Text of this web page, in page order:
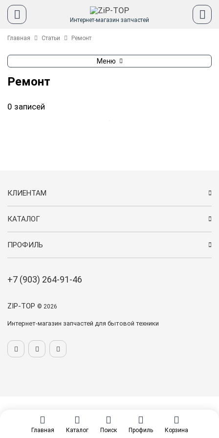
Интернет-магазин запчастей
Главная Статьи Ремонт
Меню
Ремонт
0 записей
ZIP-TOP © 2026
Интернет-магазин запчастей для бытовой техники
КЛИЕНТАМ
КАТАЛОГ
ПРОФИЛЬ
+7 (903) 264-91-46
Главная Каталог Поиск Профиль Корзина